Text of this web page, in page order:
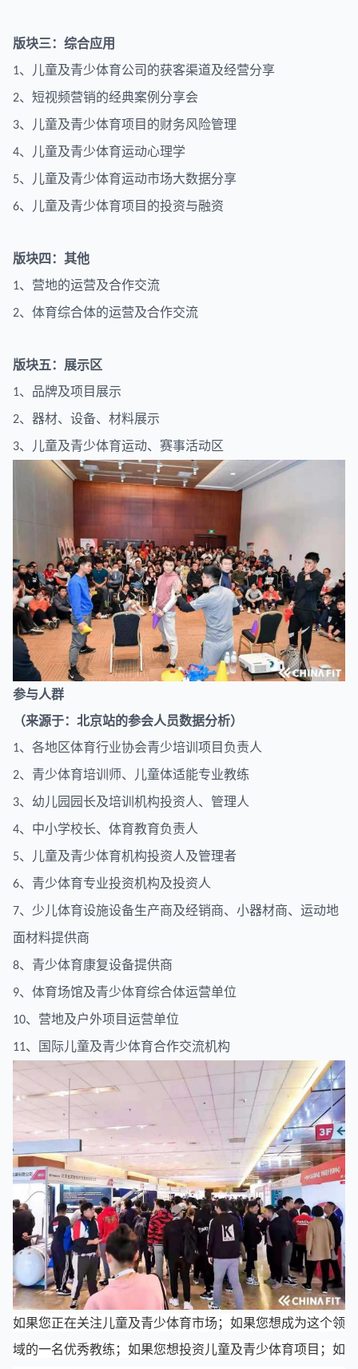
版块三：综合应用
1、儿童及青少体育公司的获客渠道及经营分享
2、短视频营销的经典案例分享会
3、儿童及青少体育项目的财务风险管理
4、儿童及青少体育运动心理学
5、儿童及青少体育运动市场大数据分享
6、儿童及青少体育项目的投资与融资
版块四：其他
1、营地的运营及合作交流
2、体育综合体的运营及合作交流
版块五：展示区
1、品牌及项目展示
2、器材、设备、材料展示
3、儿童及青少体育运动、赛事活动区
参与人群
（来源于：北京站的参会人员数据分析）
1、各地区体育行业协会青少培训项目负责人
2、青少体育培训师、儿童体适能专业教练
3、幼儿园园长及培训机构投资人、管理人
4、中小学校长、体育教育负责人
5、儿童及青少体育机构投资人及管理者
6、青少体育专业投资机构及投资人
7、少儿体育设施设备生产商及经销商、小器材商、运动地
面材料提供商
8、青少体育康复设备提供商
9、体育场馆及青少体育综合体运营单位
10、营地及户外项目运营单位
11、国际儿童及青少体育合作交流机构
如果您正在关注儿童及青少体育市场；如果您想成为这个领
域的一名优秀教练；如果您想投资儿童及青少体育项目；如